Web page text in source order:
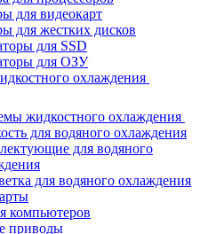
для видеокарт
для жестких дисков
для SSD
для ОЗУ
охлаждения
жидкостного охлаждения
для водяного охлаждения
для водяного
для водяного охлаждения
компьютеров
приводы